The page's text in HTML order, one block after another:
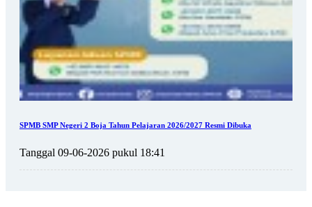
SPMB SMP Negeri 2 Boja Tahun Pelajaran 2026/2027 Resmi Dibuka
Tanggal 09-06-2026 pukul 18:41